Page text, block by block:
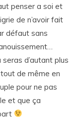
penser a soi et
de n’avoir fait
défaut sans
d’autant plus
de même en
pour ne pas
et que ça